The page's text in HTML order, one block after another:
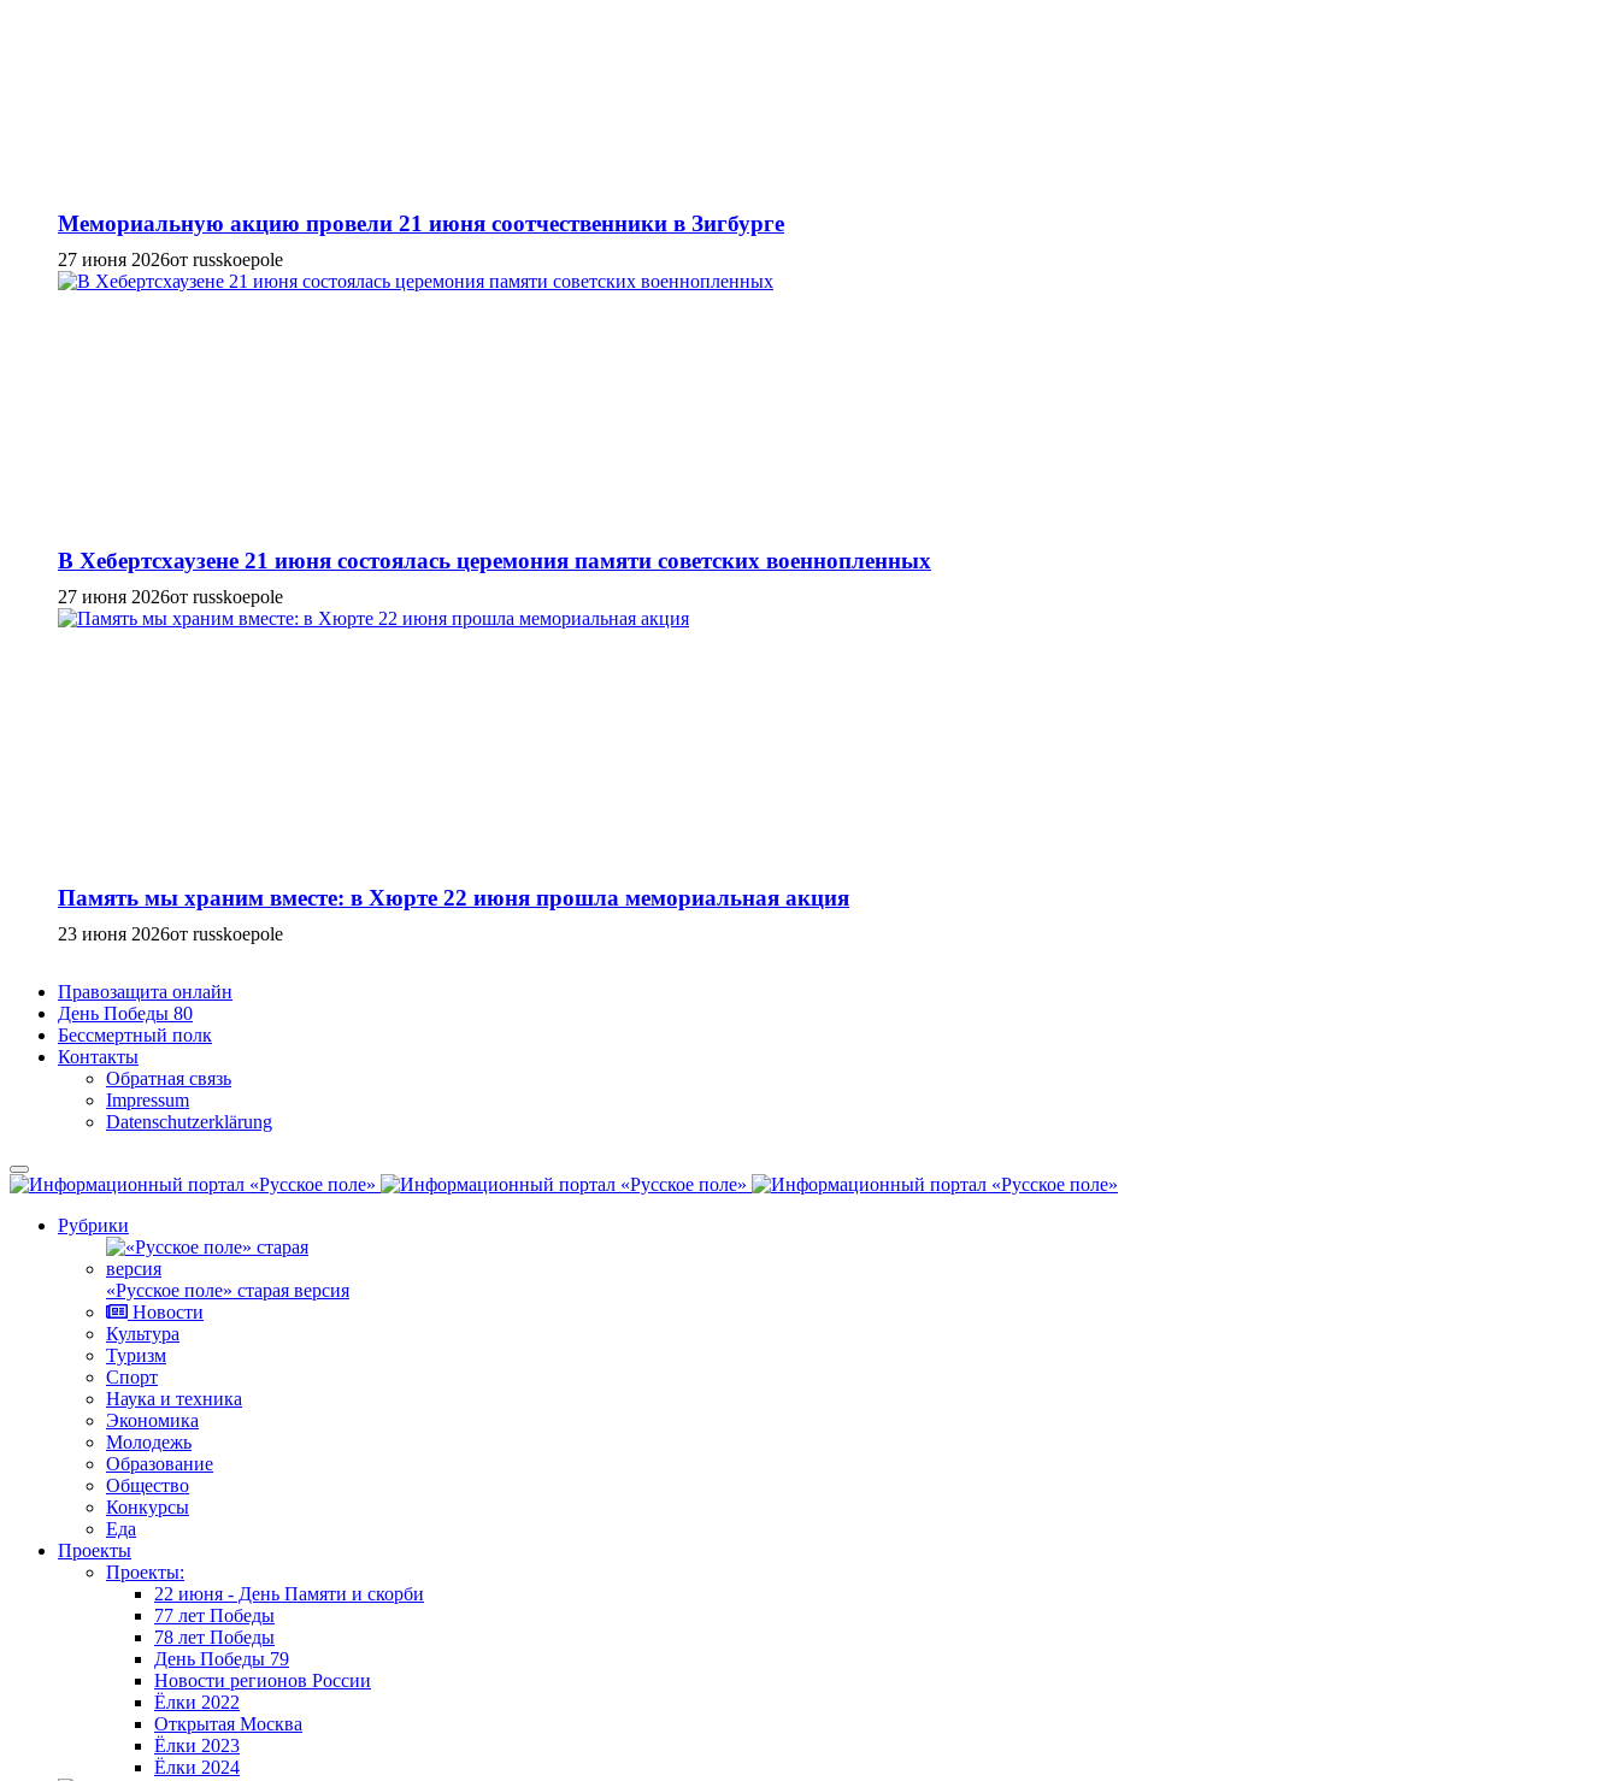
Мемориальную акцию провели 21 июня соотчественники в Зигбурге
27 июня 2026от russkoepole
В Хебертсхаузене 21 июня состоялась церемония памяти советских военнопленных
27 июня 2026от russkoepole
Память мы храним вместе: в Хюрте 22 июня прошла мемориальная акция
23 июня 2026от russkoepole
Правозащита онлайн
День Победы 80
Бессмертный полк
Контакты
Обратная связь
Impressum
Datenschutzerklärung
Рубрики
«Русское поле» старая версия
Новости
Культура
Туризм
Спорт
Наука и техника
Экономика
Молодежь
Образование
Общество
Конкурсы
Еда
Проекты
Проекты:
22 июня - День Памяти и скорби
77 лет Победы
78 лет Победы
День Победы 79
Новости регионов России
Ёлки 2022
Открытая Москва
Ёлки 2023
Ёлки 2024